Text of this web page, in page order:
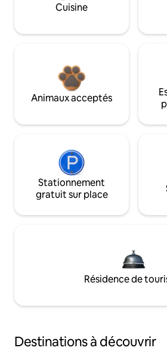
Cuisine
Animaux acceptés
Stationnement
gratuit sur place
Résidence de
Destinations à découvrir